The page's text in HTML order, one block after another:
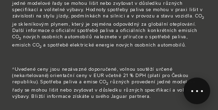
jedné modelové řady se mohou lišit nebo zvyšovat v důsledku různých
specifikací a volitelné výbavy. Hodnoty spotřeby paliva se mohou v praxi lišit v
závislosti na stylu jízdy, podmínkách na silnici a v provozu a stavu vozidla. CO2
je skleníkovým plynem, který je zejména odpovědný za globální oteplování.
Další informace o oficiální spotřebě paliva a oficiálních konkrétních emisích
CO2
nových osobních automobilů naleznete v příručce o spotřebě paliva,
emisích CO2 a spotřebě elektrické energie nových osobních automobilů.
^Uvedené ceny jsou nezávazné doporučené, volnou soutěží určené
(nekartelované) orientační ceny v EUR včetně 21 % DPH (platí pro Českou
republiku). Spotřeba paliva a emise CO2
různých provedení jedné modelové
řady se mohou lišit nebo zvyšovat v důsledku různých specifikací a volitelné
výbavy. Bližší informace získáte u svého Jaguar partnera.